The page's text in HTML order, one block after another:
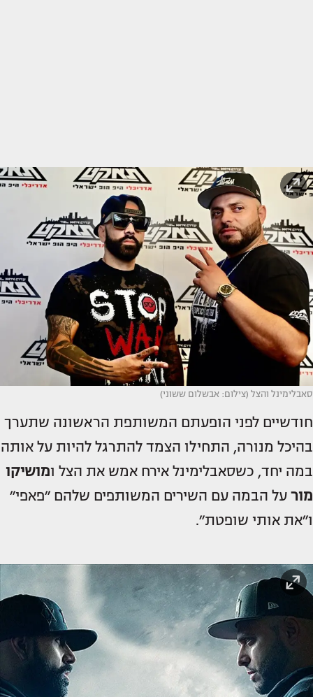
סאבלימינל והצל (צילום: אבשלום ששוני)
חודשיים לפני הופעתם המשותפת הראשונה שתערך
בהיכל מנורה, התחילו הצמד להתרגל להיות על אותה
במה יחד, כשסאבלימינל אירח אמש את הצל ומושיקו
מור על הבמה עם השירים המשותפים שלהם ״פאפי״
ו״את אותי שופטת״.